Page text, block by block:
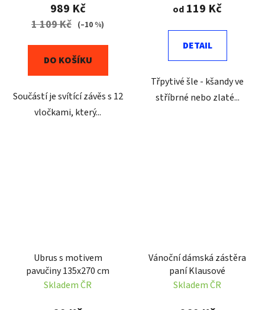
989 Kč
1 109 Kč (–10 %)
DO KOŠÍKU
Součástí je svítící závěs s 12
vločkami, který...
od 119 Kč
DETAIL
Třpytivé šle - kšandy ve
stříbrné nebo zlaté...
Ubrus s motivem
pavučiny 135x270 cm
Skladem ČR
Vánoční dámská zástěra
paní Klausové
Skladem ČR